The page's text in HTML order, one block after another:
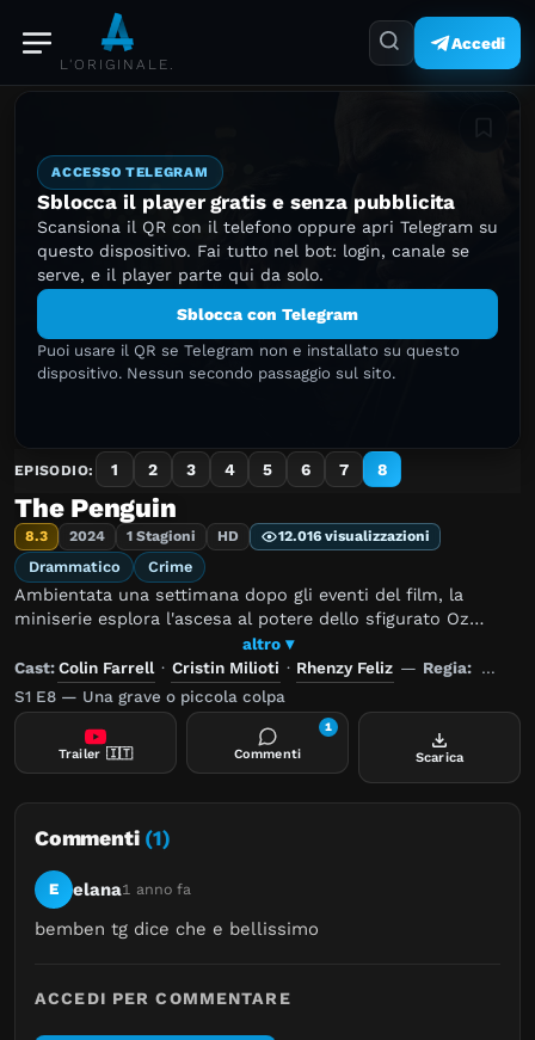
L'ORIGINALE.
Accedi
ACCESSO TELEGRAM
Sblocca il player gratis e senza pubblicita
Scansiona il QR con il telefono oppure apri Telegram su
questo dispositivo. Fai tutto nel bot: login, canale se
serve, e il player parte qui da solo.
Sblocca con Telegram
Puoi usare il QR se Telegram non e installato su questo
dispositivo. Nessun secondo passaggio sul sito.
EPISODIO: 1 2 3 4 5 6 7 8
The Penguin
8.3 2024 1 Stagioni HD 12.016 visualizzazioni
Drammatico Crime
Ambientata una settimana dopo gli eventi del film, la
miniserie esplora l'ascesa al potere dello sfigurato Oz
Cobb/Pinguino, ex luogotenente del defunto boss del
crimine Carmine Falcone, nel mondo criminale dell'oscura
e pericolosa città che il vigilante Bruce Wayne/Batman si
sforza di proteggere.
altro ▾
Cast:Colin Farrell · Cristin Milioti · Rhenzy Feliz — Regia: Craig
S1 E8 — Una grave o piccola colpa
Trailer 🇮🇹 Commenti
1
Scarica
Commenti (1)
E elana1 anno fa
bemben tg dice che e bellissimo
ACCEDI PER COMMENTARE